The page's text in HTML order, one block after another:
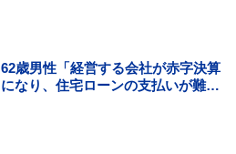
62歳男性「経営する会社が赤字決算
になり、住宅ローンの支払いが難し